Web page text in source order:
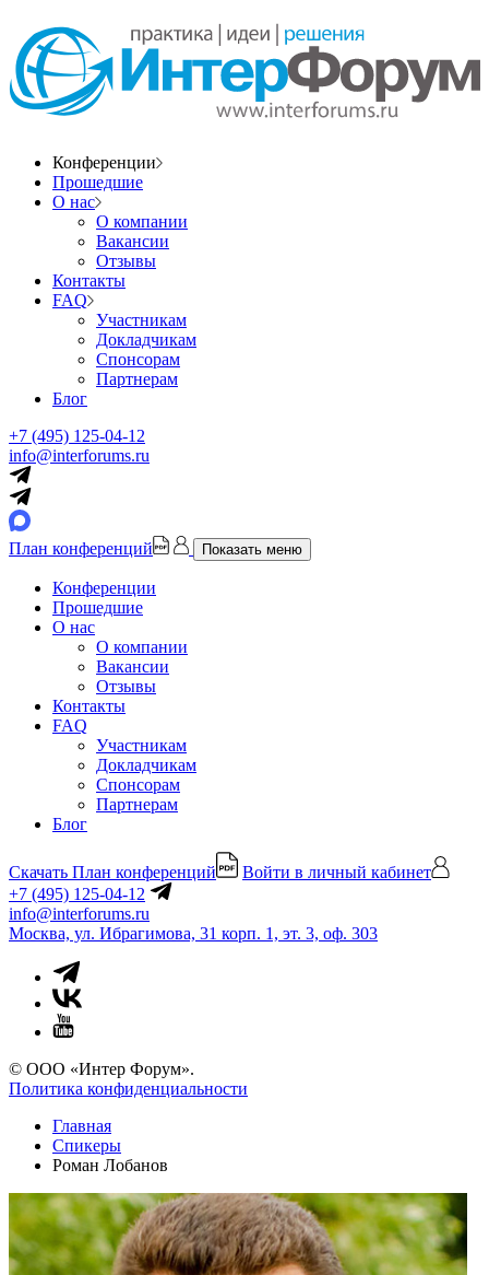
Конференции
Прошедшие
О нас
О компании
Вакансии
Отзывы
Контакты
FAQ
Участникам
Докладчикам
Спонсорам
Партнерам
Блог
+7 (495) 125-04-12
info@interforums.ru
План конференций Показать меню
Конференции
Прошедшие
О нас
О компании
Вакансии
Отзывы
Контакты
FAQ
Участникам
Докладчикам
Спонсорам
Партнерам
Блог
Скачать План конференций
Войти в личный кабинет
+7 (495) 125-04-12
info@interforums.ru
Москва, ул. Ибрагимова, 31 корп. 1, эт. 3, оф. 303
© ООО «Интер Форум».
Политика конфиденциальности
Главная
Спикеры
Роман Лобанов